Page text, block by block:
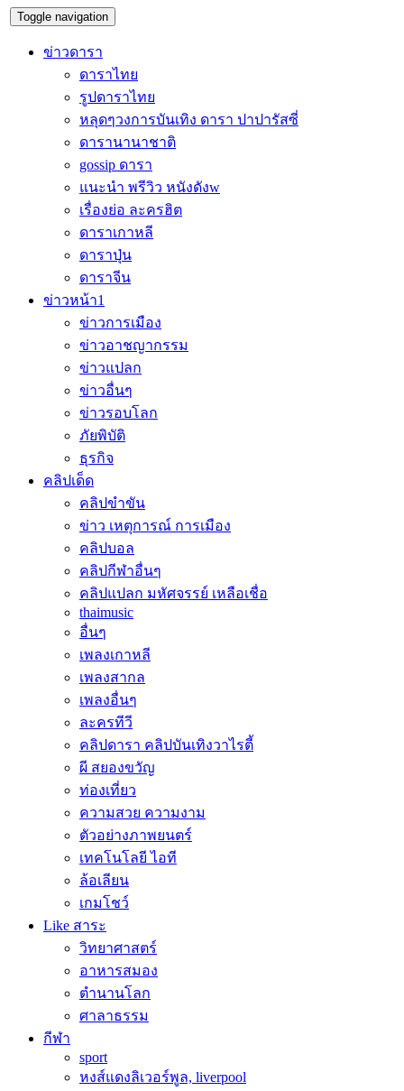
Toggle navigation
ข่าวดารา
ดาราไทย
รูปดาราไทย
หลุดๆวงการบันเทิง ดารา ปาปารัสซี่
ดารานานาชาติ
gossip ดารา
แนะนำ พรีวิว หนังดังw
เรื่องย่อ ละครฮิต
ดาราเกาหลี
ดาราปุ่น
ดาราจีน
ข่าวหน้า1
ข่าวการเมือง
ข่าวอาชญากรรม
ข่าวแปลก
ข่าวอื่นๆ
ข่าวรอบโลก
ภัยพิบัติ
ธุรกิจ
คลิปเด็ด
คลิปขำขัน
ข่าว เหตุการณ์ การเมือง
คลิปบอล
คลิปกีฬาอื่นๆ
คลิปแปลก มหัศจรรย์ เหลือเชื่อ
thaimusic
อื่นๆ
เพลงเกาหลี
เพลงสากล
เพลงอื่นๆ
ละครทีวี
คลิปดารา คลิปบันเทิงวาไรตี้
ผี สยองขวัญ
ท่องเที่ยว
ความสวย ความงาม
ตัวอย่างภาพยนตร์
เทคโนโลยี ไอที
ล้อเลียน
เกมโชว์
Like สาระ
วิทยาศาสตร์
อาหารสมอง
ตำนานโลก
ศาลาธรรม
กีฬา
sport
หงส์แดงลิเวอร์พูล, liverpool